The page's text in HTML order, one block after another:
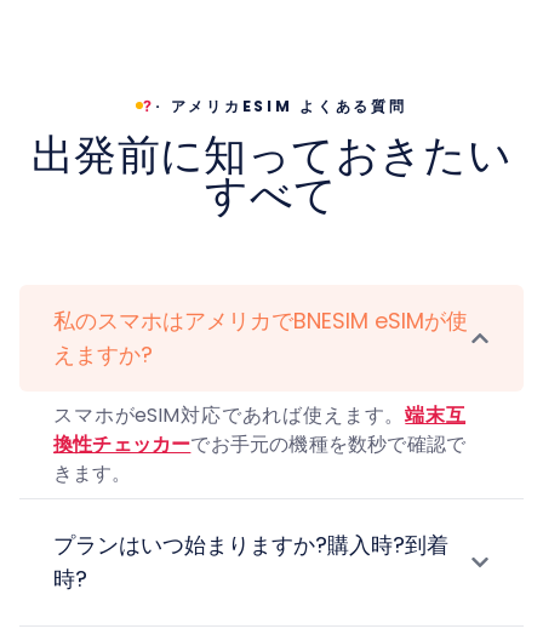
? · アメリカESIM よくある質問
出発前に知っておきたい
すべて
私のスマホはアメリカでBNESIM eSIMが使
えますか?
スマホがeSIM対応であれば使えます。端末互
換性チェッカーでお手元の機種を数秒で確認で
きます。
プランはいつ始まりますか?購入時?到着
時?